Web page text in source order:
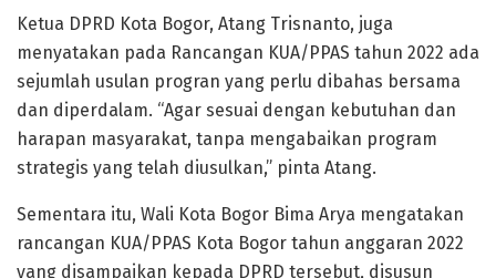
Ketua DPRD Kota Bogor, Atang Trisnanto, juga
menyatakan pada Rancangan KUA/PPAS tahun 2022 ada
sejumlah usulan progran yang perlu dibahas bersama
dan diperdalam. “Agar sesuai dengan kebutuhan dan
harapan masyarakat, tanpa mengabaikan program
strategis yang telah diusulkan,” pinta Atang.
Sementara itu, Wali Kota Bogor Bima Arya mengatakan
rancangan KUA/PPAS Kota Bogor tahun anggaran 2022
yang disampaikan kepada DPRD tersebut, disusun